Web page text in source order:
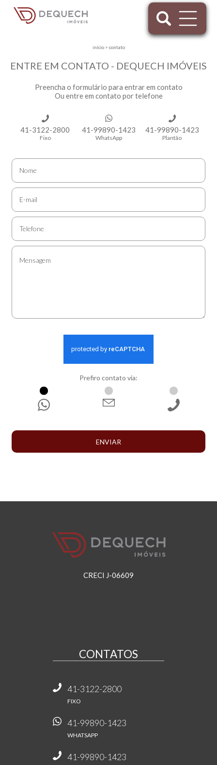
início> contato
ENTRE EM CONTATO - DEQUECH IMÓVEIS
Preencha o formulário para entrar em contato
Ou entre em contato por telefone
41-3122-2800
Fixo
41-99890-1423
WhatsApp
41-99890-1423
Plantão
Prefiro contato via:
ENVIAR
CRECI J-06609
CONTATOS
41-3122-2800
FIXO
41-99890-1423
WHATSAPP
41-99890-1423